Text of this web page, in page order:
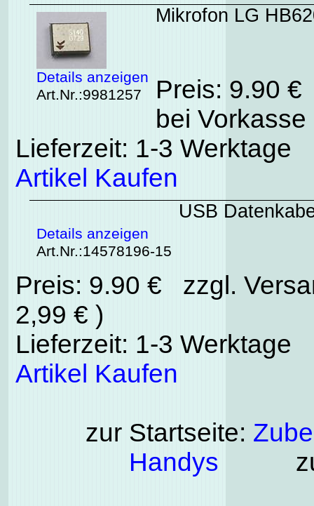
Details anzeigen
Art.Nr.:9981257
Mikrofon LG
Preis: 9.90
bei
Lieferzeit: 1-3 Werktage
Artikel Kaufen
Details anzeigen
Art.Nr.:14578196-15
USB
Preis: 9.90 € zzgl.
2,99 € )
Lieferzeit: 1-3 Werktage
Artikel Kaufen
zur Startseite:
Handys